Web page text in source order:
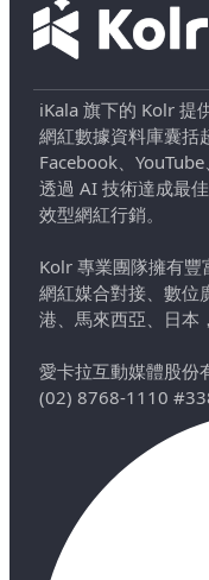
iKala 旗下的 Kolr 提
網紅數據資料庫囊括
Facebook、
透過 AI 技術達成最
效型網紅行銷。
Kolr 專業團隊擁有
網紅媒合對接、數位
港、馬來西亞、日本
愛卡拉互動媒體股份
(02) 8768-1110